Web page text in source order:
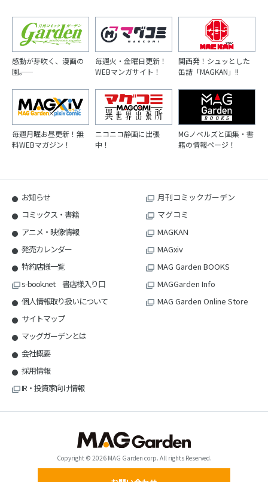
感動が芽吹く、漫画の
園――。
毎週火・金曜日更新！
WEBマンガサイト！
関西発！シュッとした
缶詰「MAGKAN」!!
毎週月曜お昼更新！無
料WEBマガジン！
ニコニコ静画に出張
中！
MGノベルズと画集・書
籍の情報ページ！
お知らせ
コミックス・書籍
アニメ・映像情報
発売カレンダー
特約店様一覧
s-book.net 書店様入り口
個人情報取り扱いについて
サイトマップ
マッグガーデンとは
会社概要
採用情報
IR・投資家向け情報
月刊コミックガーデン
マグコミ
MAGKAN
MAGxiv
MAG Garden BOOKS
MAGGarden Info
MAG Garden Online Store
Copyright © 2026 MAG Garden corp. All rights Reserved.